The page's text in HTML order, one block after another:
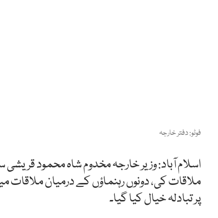
فوٹو: دفتر خارجہ
اسلام آباد: وزیر خارجہ مخدوم شاہ محمود
ملاقات کی، دونوں رہنماؤں کے درمیان
پر تبادلہ خیال کیا گیا۔